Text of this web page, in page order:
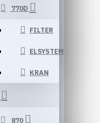
770D
FILTER
ELSYSTEM
KRAN
870